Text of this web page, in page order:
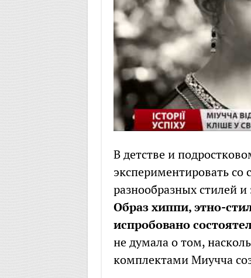
В детстве и
экспериментировать
разнообразных стилей
Образ хиппи, этно-
испробовано
не думала о том,
комплектами Миучча